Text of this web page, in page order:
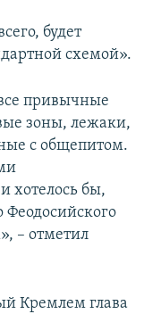
будет
схемой».
привычные
зоны, лежаки,
с общепитом.
хотелось бы,
Феодосийского
– отметил
Кремлем глава